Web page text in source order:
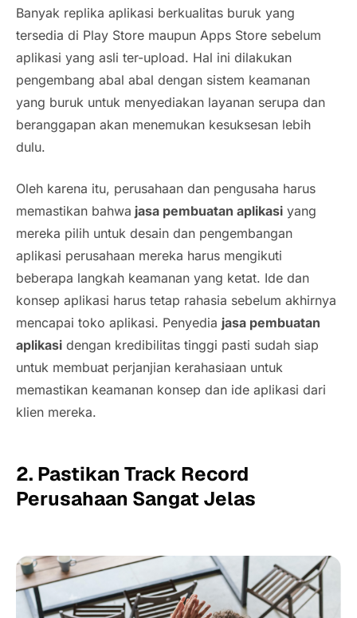
Banyak replika aplikasi berkualitas buruk yang
tersedia di Play Store maupun Apps Store sebelum
aplikasi yang asli ter-upload. Hal ini dilakukan
pengembang abal abal dengan sistem keamanan
yang buruk untuk menyediakan layanan serupa dan
beranggapan akan menemukan kesuksesan lebih
dulu.
Oleh karena itu, perusahaan dan pengusaha harus
memastikan bahwa jasa pembuatan aplikasi yang
mereka pilih untuk desain dan pengembangan
aplikasi perusahaan mereka harus mengikuti
beberapa langkah keamanan yang ketat. Ide dan
konsep aplikasi harus tetap rahasia sebelum akhirnya
mencapai toko aplikasi. Penyedia jasa pembuatan
aplikasi dengan kredibilitas tinggi pasti sudah siap
untuk membuat perjanjian kerahasiaan untuk
memastikan keamanan konsep dan ide aplikasi dari
klien mereka.
2. PastikanTrack Record
Perusahaan Sangat Jelas